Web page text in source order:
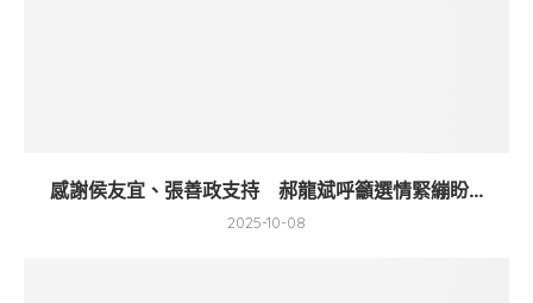
感謝侯友宜、張善政支持 郝龍斌呼籲選情緊繃盼...
2025-10-08